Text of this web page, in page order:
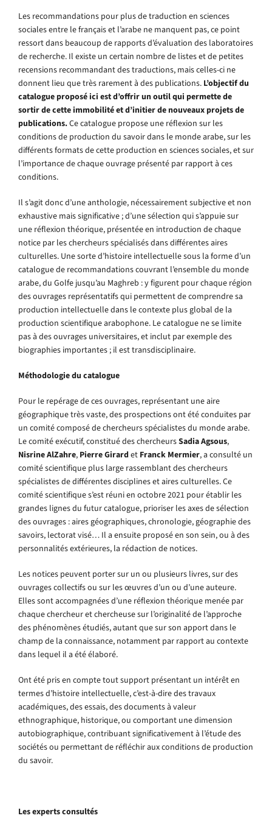
Les recommandations pour plus de traduction en sciences
sociales entre le français et l’arabe ne manquent pas, ce point
ressort dans beaucoup de rapports d’évaluation des laboratoires
de recherche. Il existe un certain nombre de listes et de petites
recensions recommandant des traductions, mais celles-ci ne
donnent lieu que très rarement à des publications. L’objectif du
catalogue proposé ici est d’offrir un outil qui permette de
sortir de cette immobilité et d’initier de nouveaux projets de
publications.Ce catalogue propose une réflexion sur les
conditions de production du savoir dans le monde arabe, sur les
différents formats de cette production en sciences sociales, et sur
l’importance de chaque ouvrage présenté par rapport à ces
conditions.
Il s’agit donc d’une anthologie, nécessairement subjective et non
exhaustive mais significative ; d’une sélection qui s’appuie sur
une réflexion théorique, présentée en introduction de chaque
notice par les chercheurs spécialisés dans différentes aires
culturelles. Une sorte d’histoire intellectuelle sous la forme d’un
catalogue de recommandations couvrant l’ensemble du monde
arabe, du Golfe jusqu’au Maghreb : y figurent pour chaque région
des ouvrages représentatifs qui permettent de comprendre sa
production intellectuelle dans le contexte plus global de la
production scientifique arabophone. Le catalogue ne se limite
pas à des ouvrages universitaires, et inclut par exemple des
biographies importantes ; il est transdisciplinaire.
Méthodologie du catalogue
Pour le repérage de ces ouvrages, représentant une aire
géographique très vaste, des prospections ont été conduites par
un comité composé de chercheurs spécialistes du monde arabe.
Le comité exécutif, constitué des chercheursSadia Agsous,
Nisrine AlZahre, Pierre Girardet Franck Mermier, a consulté un
comité scientifique plus large rassemblant des chercheurs
spécialistes de différentes disciplines et aires culturelles. Ce
comité scientifique s’est réuni en octobre 2021 pour établir les
grandes lignes du futur catalogue, prioriser les axes de sélection
des ouvrages : aires géographiques, chronologie, géographie des
savoirs, lectorat visé… Il a ensuite proposé en son sein, ou à des
personnalités extérieures, la rédaction de notices.
Les notices peuvent porter sur un ou plusieurs livres, sur des
ouvrages collectifs ou sur les œuvres d’un ou d’une auteure.
Elles sont accompagnées d’une réflexion théorique menée par
chaque chercheur et chercheuse sur l’originalité de l’approche
des phénomènes étudiés, autant que sur son apport dans le
champ de la connaissance, notamment par rapport au contexte
dans lequel il a été élaboré.
Ont été pris en compte tout support présentant un intérêt en
termes d’histoire intellectuelle, c’est-à-dire des travaux
académiques, des essais, des documents à valeur
ethnographique, historique, ou comportant une dimension
autobiographique, contribuant significativement à l’étude des
sociétés ou permettant de réfléchir aux conditions de production
du savoir.
Les experts consultés